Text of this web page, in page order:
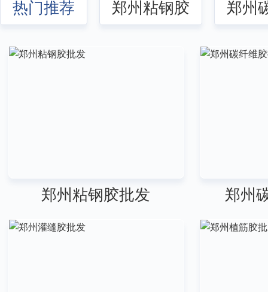
热门推荐 郑州粘钢胶 郑州
郑州粘钢胶批发 郑州